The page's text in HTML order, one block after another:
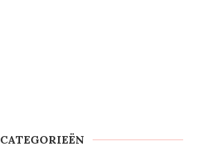
CATEGORIEËN